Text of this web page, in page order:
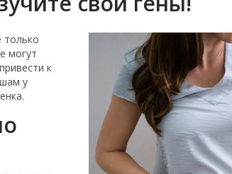
могут
к
у